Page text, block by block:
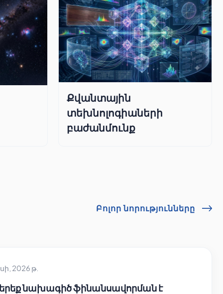
Քվանտային
տեխնոլոգիաների
բաժանմունք
Բոլոր նորությունները
2026 թ.
նախագիծ ֆինանսավորման է